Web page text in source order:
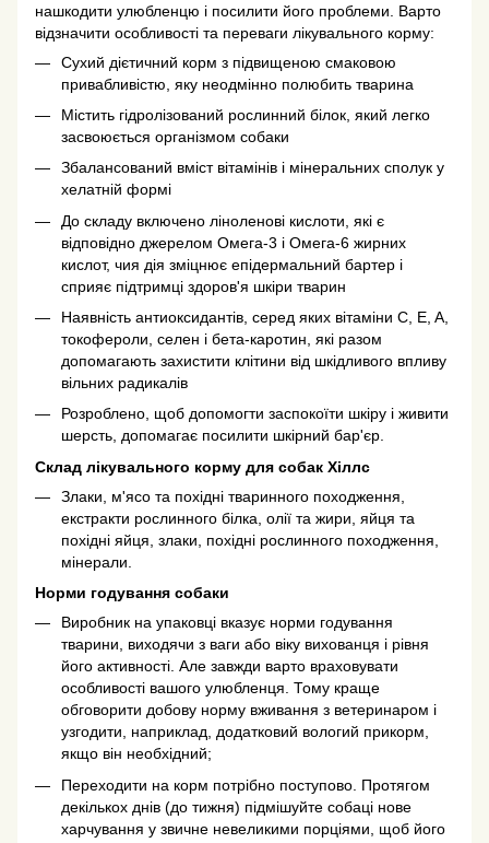
нашкодити улюбленцю і посилити його проблеми. Варто
відзначити особливості та переваги лікувального корму:
Сухий дієтичний корм з підвищеною смаковою
привабливістю, яку неодмінно полюбить тварина
Містить гідролізований рослинний білок, який легко
засвоюється організмом собаки
Збалансований вміст вітамінів і мінеральних сполук у
хелатній формі
До складу включено ліноленові кислоти, які є
відповідно джерелом Омега-3 і Омега-6 жирних
кислот, чия дія зміцнює епідермальний бартер і
сприяє підтримці здоров'я шкіри тварин
Наявність антиоксидантів, серед яких вітаміни C, E, A,
токофероли, селен і бета-каротин, які разом
допомагають захистити клітини від шкідливого впливу
вільних радикалів
Розроблено, щоб допомогти заспокоїти шкіру і живити
шерсть, допомагає посилити шкірний бар'єр.
Склад лікувального корму для собак Хіллс
Злаки, м'ясо та похідні тваринного походження,
екстракти рослинного білка, олії та жири, яйця та
похідні яйця, злаки, похідні рослинного походження,
мінерали.
Норми годування собаки
Виробник на упаковці вказує норми годування
тварини, виходячи з ваги або віку вихованця і рівня
його активності. Але завжди варто враховувати
особливості вашого улюбленця. Тому краще
обговорити добову норму вживання з ветеринаром і
узгодити, наприклад, додатковий вологий прикорм,
якщо він необхідний;
Переходити на корм потрібно поступово. Протягом
декількох днів (до тижня) підмішуйте собаці нове
харчування у звичне невеликими порціями, щоб його